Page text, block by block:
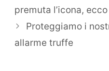
premuta l’icona,
Proteggiamo i
allarme truffe